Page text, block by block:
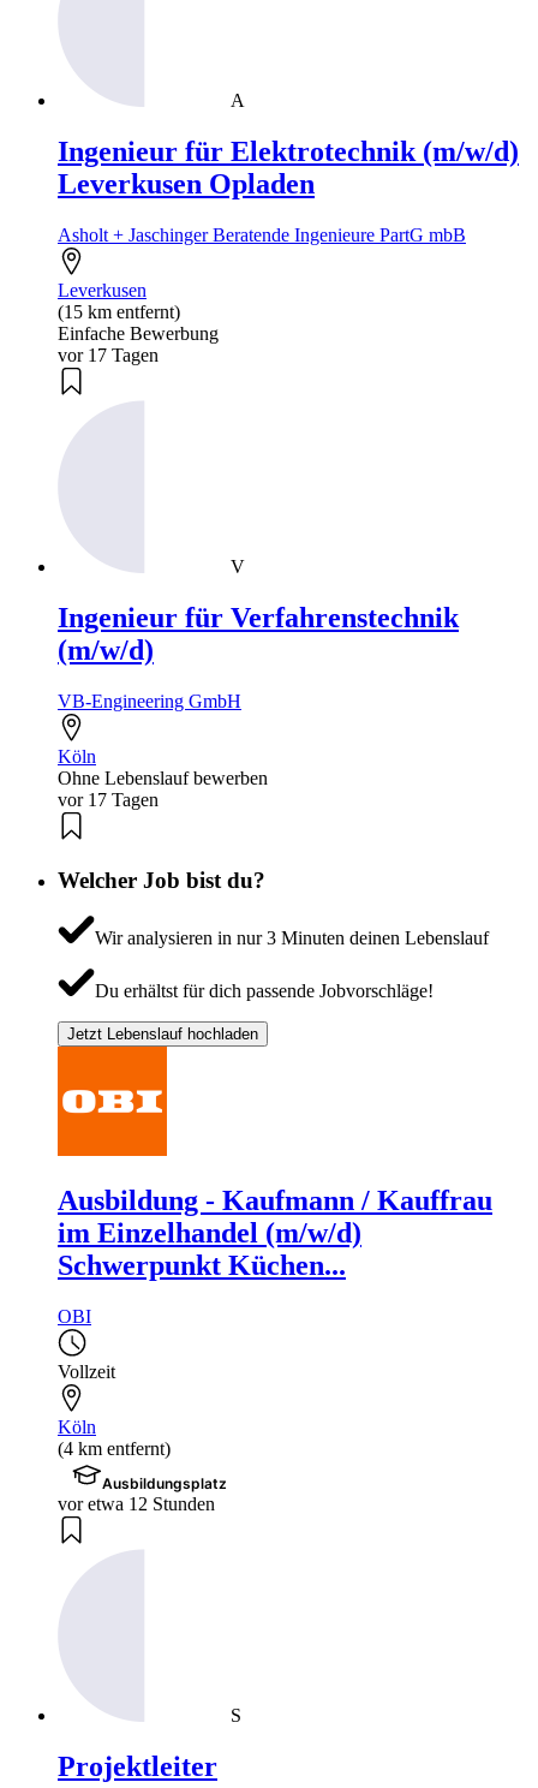
A
Ingenieur für Elektrotechnik (m/w/d)
Leverkusen Opladen
Asholt + Jaschinger Beratende Ingenieure PartG mbB
Leverkusen
(15 km entfernt)
Einfache Bewerbung
vor 17 Tagen
V
Ingenieur für Verfahrenstechnik
(m/w/d)
VB-Engineering GmbH
Köln
Ohne Lebenslauf bewerben
vor 17 Tagen
Welcher Job bist du?
Wir analysieren in nur 3 Minuten deinen Lebenslauf
Du erhältst für dich passende Jobvorschläge!
Jetzt Lebenslauf hochladen
Ausbildung - Kaufmann / Kauffrau
im Einzelhandel (m/w/d)
Schwerpunkt Küchen...
OBI
Vollzeit
Köln
(4 km entfernt)
Ausbildungsplatz
vor etwa 12 Stunden
S
Projektleiter